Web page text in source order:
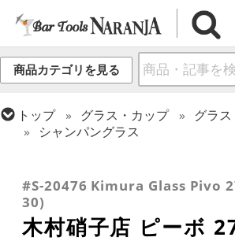
商品カテゴリを見る
トップ グラス・カップ
グラ
シャンパングラス
カクテルグラス (200ml以上)
カクテルグラス (全サイズ)
#S-20476 Kimura Glass Pivo
30)
木村硝子店 ピーボ